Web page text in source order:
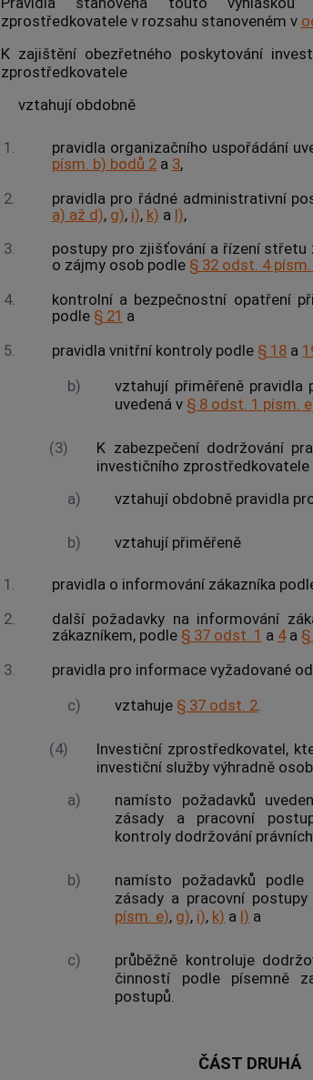
zprostředkovatele v rozsahu stanoveném v
K zajištění obezřetného poskytování
zprostředkovatele
vztahují obdobně
1. pravidla organizačního uspořádání
písm. b) bodů 2a 3,
2.
pravidla pro řádné administrativní
a) až d), g), i), k) a l),
3.
postupy pro zjišťování a řízení střetu
o zájmy osob podle § 32 odst. 4
4.
kontrolní a bezpečnostní opatření
podle § 21 a
5.
pravidla vnitřní kontroly podle § 18a
b)
vztahují přiměřeně
uvedená v § 8 odst. 1 písm.
(3)
K zabezpečení dodržování
investičního zprostředkovatele
a)
vztahují obdobně pravidla
b) vztahují přiměřeně
1. pravidla o informování zákazníka
2.
další požadavky na informování
zákazníkem, podle § 37 odst. 1 a 4a
3.
pravidla pro informace vyžadované
c)
vztahuje § 37 odst. 2.
(4)
Investiční zprostředkovatel,
investiční služby výhradně
a)
namísto požadavků
zásady a pracovní
kontroly dodržování
b) namísto požadavků podle
zásady a pracovní
písm. e), g), i), k) a l) a
c)
průběžně kontroluje
činností podle písemně
postupů.
ČÁST DRUHÁ